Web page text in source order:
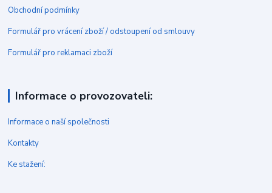
Obchodní podmínky
Formulář pro vrácení zboží / odstoupení od smlouvy
Formulář pro reklamaci zboží
Informace o provozovateli:
Informace o naší společnosti
Kontakty
Ke stažení: